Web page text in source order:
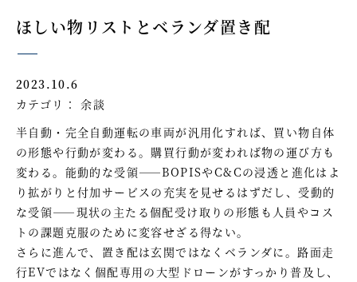
ほしい物リストとベランダ置き配
2023.10.6
カテゴリ： 余談
半自動・完全自動運転の車両が汎用化すれば、買い物自体
の形態や行動が変わる。購買行動が変われば物の運び方も
変わる。能動的な受領――BOPISやC&Cの浸透と進化はよ
り拡がりと付加サービスの充実を見せるはずだし、受動的
な受領――現状の主たる個配受け取りの形態も人員やコス
トの課題克服のために変容せざる得ない。
さらに進んで、置き配は玄関ではなくベランダに。路面走
行EVではなく個配専用の大型ドローンがすっかり普及し、